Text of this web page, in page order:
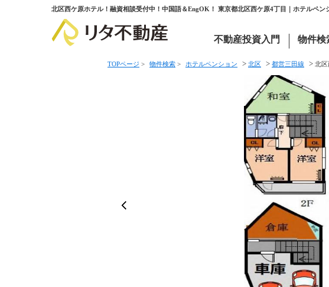
北区西ケ原ホテル！融資相談受付中！中国語＆EngOK！ 東京都北区西ケ原4丁目｜ホテルペン
不動産投資入門 物件検
TOPページ > 物件検索 > ホテルペンション > 北区 > 都営三田線 > 北区